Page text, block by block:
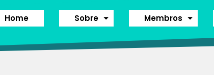
Home Sobre Membros